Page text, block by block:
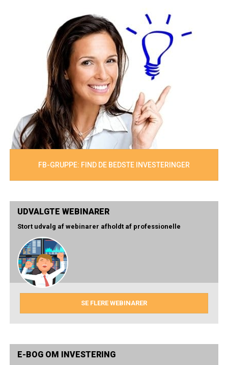
FB-GRUPPE: FIND DE BEDSTE INVESTERINGER
UDVALGTE WEBINARER
Stort udvalg af webinarer afholdt af professionelle
SE FLERE WEBINARER
E-BOG OM INVESTERING